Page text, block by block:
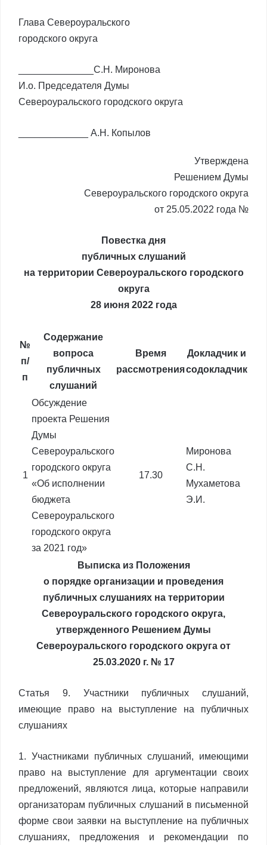
Глава Североуральского
городского округа
______________С.Н. Миронова
И.о. Председателя Думы
Североуральского городского округа
_____________ А.Н. Копылов
Утверждена
Решением Думы
Североуральского городского округа
от 25.05.2022 года №
Повестка дня
публичных слушаний
на территории Североуральского городского
округа
28 июня 2022 года
№
п/
п
Содержание
вопроса
публичных
слушаний
Время
рассмотрения
Докладчик и
содокладчик
1
Обсуждение
проекта Решения
Думы
Североуральского
городского округа
«Об исполнении
бюджета
Североуральского
городского округа
за 2021 год»
17.30
Миронова
С.Н.
Мухаметова
Э.И.
Выписка из Положения
о порядке организации и проведения
публичных слушаниях на территории
Североуральского городского округа,
утвержденного Решением Думы
Североуральского городского округа от
25.03.2020 г. № 17
Статья 9. Участники публичных слушаний,
имеющие право на выступление на публичных
слушаниях
1. Участниками публичных слушаний, имеющими
право на выступление для аргументации своих
предложений, являются лица, которые направили
организаторам публичных слушаний в письменной
форме свои заявки на выступление на публичных
слушаниях, предложения и рекомендации по